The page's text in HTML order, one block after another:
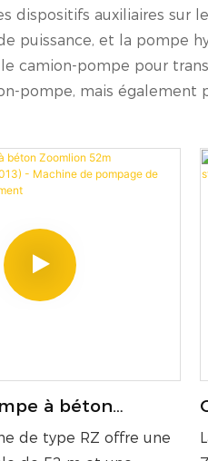
auxiliaires sur
puissance, et la pompe
camion-pompe pour
pompe, mais
à béton
d'occasion
de pompage
de type RZ offre une